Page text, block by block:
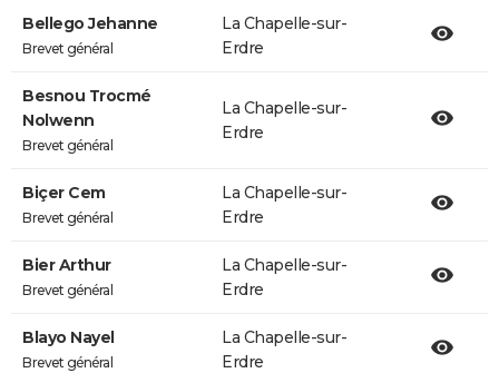
Bellego Jehanne
Brevet général
La Chapelle-sur-
Erdre
Besnou Trocmé
Nolwenn
Brevet général
La Chapelle-sur-
Erdre
Biçer Cem
Brevet général
La Chapelle-sur-
Erdre
Bier Arthur
Brevet général
La Chapelle-sur-
Erdre
Blayo Nayel
Brevet général
La Chapelle-sur-
Erdre